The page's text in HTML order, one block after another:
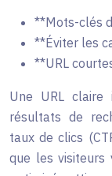
**Mots-clés
**Éviter les
**URL
Une URL
résultats de
taux de clics
que les visiteurs